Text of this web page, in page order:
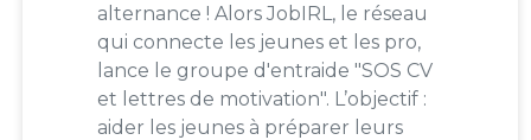
alternance ! Alors JobIRL, le réseau
qui connecte les jeunes et les pro,
lance le groupe d'entraide "SOS CV
et lettres de motivation". L’objectif :
aider les jeunes à préparer leurs